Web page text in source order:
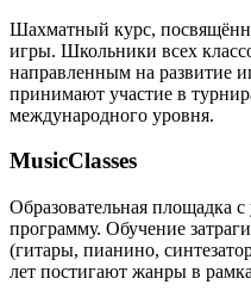
Шахматный курс,
игры. Школьники всех
направленным на развитие
принимают участие в
международного уровня.
MusicClasses
Образовательная площадка
программу. Обучение
(гитары, пианино,
лет постигают жанры в